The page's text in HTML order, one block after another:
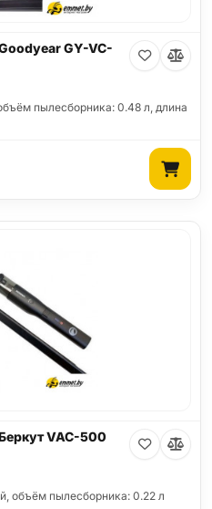
GY-VC-
пылесборника: 0.48 л, длина
VAC-500
объём пылесборника: 0.22 л